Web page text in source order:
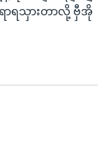
ရာရသှားတာလို့ ဗှီအို